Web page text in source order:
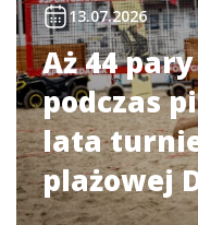
13.07.2026
Aż 44
podczas
lata
plażowej